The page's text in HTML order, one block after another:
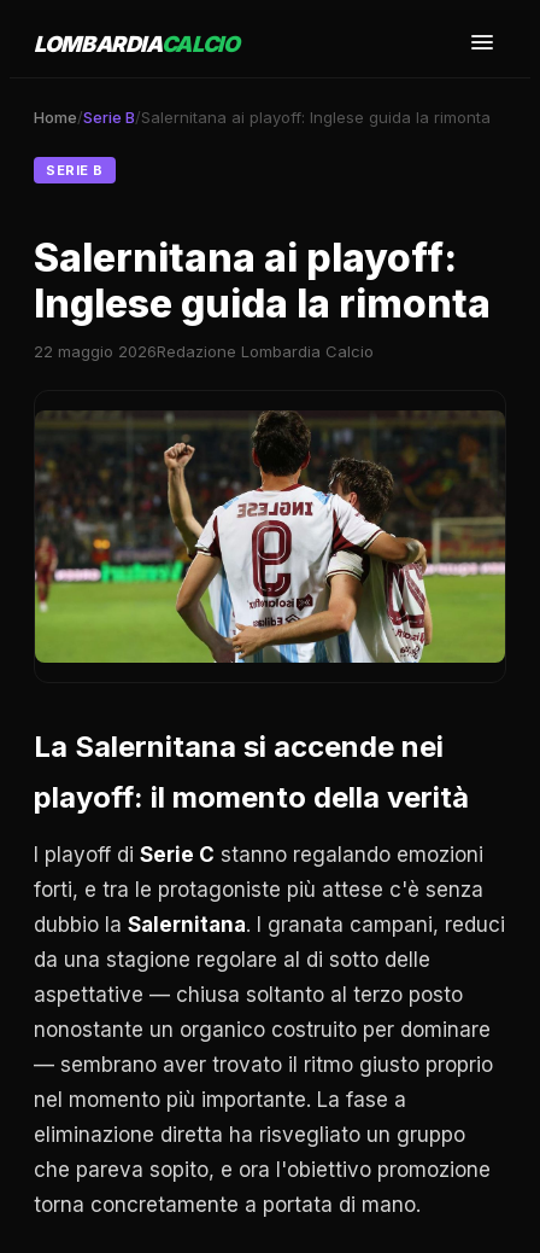
LOMBARDIACALCIO
Home/Serie B/Salernitana ai playoff: Inglese guida la rimonta
SERIE B
Salernitana ai playoff:
Inglese guida la rimonta
22 maggio 2026Redazione Lombardia Calcio
La Salernitana si accende nei
playoff: il momento della verità
I playoff di Serie C stanno regalando emozioni
forti, e tra le protagoniste più attese c'è senza
dubbio la Salernitana. I granata campani, reduci
da una stagione regolare al di sotto delle
aspettative — chiusa soltanto al terzo posto
nonostante un organico costruito per dominare
— sembrano aver trovato il ritmo giusto proprio
nel momento più importante. La fase a
eliminazione diretta ha risvegliato un gruppo
che pareva sopito, e ora l'obiettivo promozione
torna concretamente a portata di mano.